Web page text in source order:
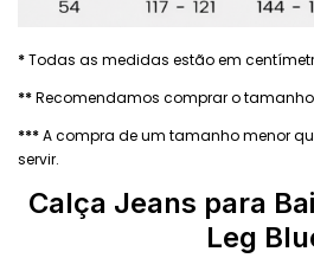
*Todas as medidas estão em
**Recomendamos comprar o
***A compra de um tamanho menor
servir.
Calça Jeans para
Leg